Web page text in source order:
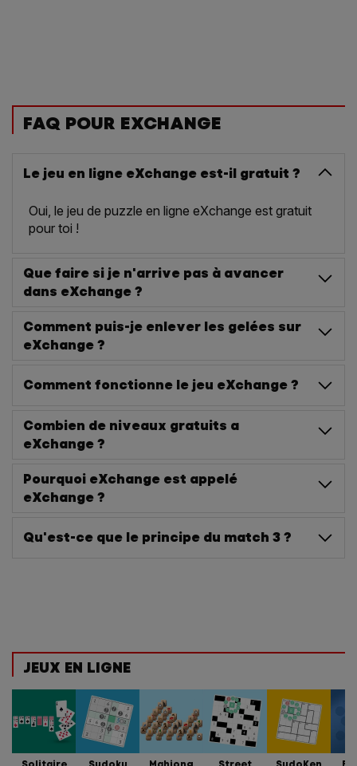
FAQ POUR EXCHANGE
Le jeu en ligne eXchange est-il gratuit ?
Oui, le jeu de puzzle en ligne eXchange est gratuit
pour toi !
Que faire si je n'arrive pas à avancer
dans eXchange ?
Comment puis-je enlever les gelées sur
eXchange ?
Comment fonctionne le jeu eXchange ?
Combien de niveaux gratuits a
eXchange ?
Pourquoi eXchange est appelé
eXchange ?
Qu'est-ce que le principe du match 3 ?
JEUX EN LIGNE